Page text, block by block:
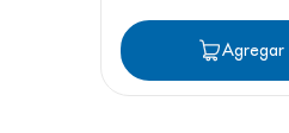
Agregar